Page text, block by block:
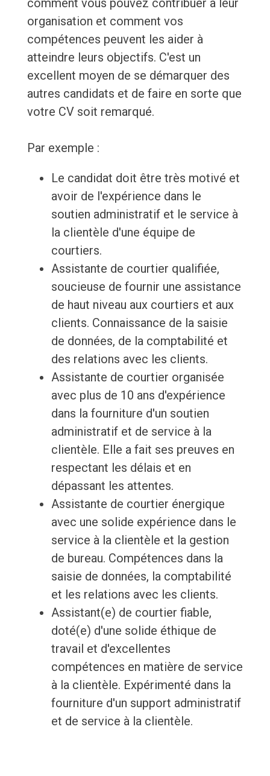
comment vous pouvez contribuer à leur
organisation et comment vos
compétences peuvent les aider à
atteindre leurs objectifs. C'est un
excellent moyen de se démarquer des
autres candidats et de faire en sorte que
votre CV soit remarqué.
Par exemple :
Le candidat doit être très motivé et
avoir de l'expérience dans le
soutien administratif et le service à
la clientèle d'une équipe de
courtiers.
Assistante de courtier qualifiée,
soucieuse de fournir une assistance
de haut niveau aux courtiers et aux
clients. Connaissance de la saisie
de données, de la comptabilité et
des relations avec les clients.
Assistante de courtier organisée
avec plus de 10 ans d'expérience
dans la fourniture d'un soutien
administratif et de service à la
clientèle. Elle a fait ses preuves en
respectant les délais et en
dépassant les attentes.
Assistante de courtier énergique
avec une solide expérience dans le
service à la clientèle et la gestion
de bureau. Compétences dans la
saisie de données, la comptabilité
et les relations avec les clients.
Assistant(e) de courtier fiable,
doté(e) d'une solide éthique de
travail et d'excellentes
compétences en matière de service
à la clientèle. Expérimenté dans la
fourniture d'un support administratif
et de service à la clientèle.